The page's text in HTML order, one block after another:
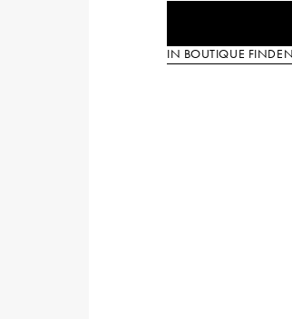
IN BOUTIQUE FINDEN